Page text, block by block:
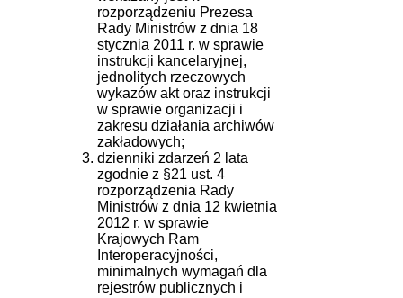
rozporządzeniu Prezesa
Rady Ministrów z dnia 18
stycznia 2011 r. w sprawie
instrukcji kancelaryjnej,
jednolitych rzeczowych
wykazów akt oraz instrukcji
w sprawie organizacji i
zakresu działania archiwów
zakładowych;
dzienniki zdarzeń 2 lata
zgodnie z §21 ust. 4
rozporządzenia Rady
Ministrów z dnia 12 kwietnia
2012 r. w sprawie
Krajowych Ram
Interoperacyjności,
minimalnych wymagań dla
rejestrów publicznych i